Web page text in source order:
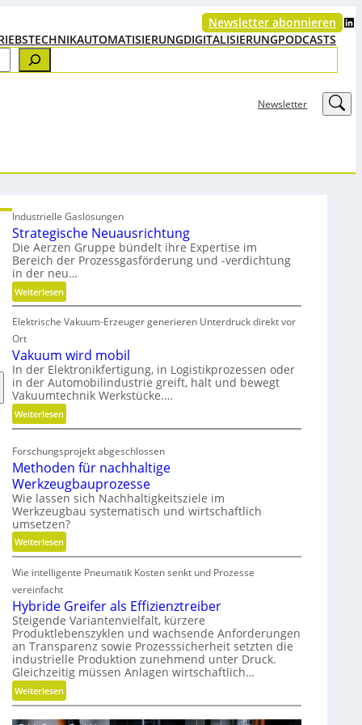
Newsletter abonnieren LinkedIn
AUTOMATISIERUNGDIGITALISIERUNGPODCASTS
Newsletter LinkedIn
Industrielle Gaslösungen
Strategische Neuausrichtung
Die Aerzen Gruppe bündelt ihre Expertise im
Bereich der Prozessgasförderung und -verdichtung
in der neu…
Weiterlesen:
S
t
a
t
e
g
i
s
h
e
N
e
u
a
u
c
h
t
u
n
g
Elektrische Vakuum-Erzeuger generieren Unterdruck direkt vor
Ort
Vakuum wird mobil
In der Elektronikfertigung, in Logistikprozessen oder
in der Automobilindustrie greift, hält und bewegt
Vakuumtechnik Werkstücke.…
Weiterlesen:
V
k
u
u
m
w
i
r
b
i
l
Forschungsprojekt abgeschlossen
Methoden für nachhaltige
Werkzeugbauprozesse
Wie lassen sich Nachhaltigkeitsziele im
Werkzeugbau systematisch und wirtschaftlich
umsetzen?
Weiterlesen:
M
e
t
h
o
d
e
n
f
ü
r
Wie intelligente Pneumatik Kosten senkt und Prozesse
vereinfacht
Hybride Greifer als Effizienztreiber
Steigende Variantenvielfalt, kürzere
Produktlebenszyklen und wachsende Anforderungen
an Transparenz sowie Prozesssicherheit setzten die
industrielle Produktion zunehmend unter Druck.
Gleichzeitig müssen Anlagen wirtschaftlich…
Weiterlesen:
H
y